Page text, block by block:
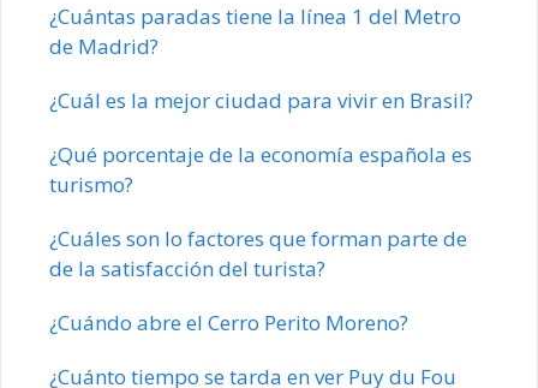
¿Cuántas paradas tiene la línea 1 del Metro
de Madrid?
¿Cuál es la mejor ciudad para vivir en Brasil?
¿Qué porcentaje de la economía española es
turismo?
¿Cuáles son lo factores que forman parte de
de la satisfacción del turista?
¿Cuándo abre el Cerro Perito Moreno?
¿Cuánto tiempo se tarda en ver Puy du Fou